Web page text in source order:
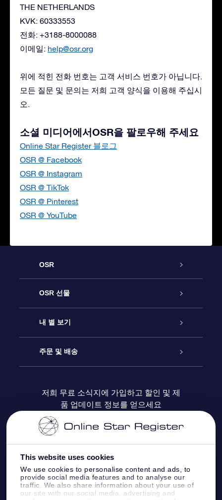
This website uses cookies
We use cookies to personalise content and ads, to
provide social media features and to analyse our
traffic. We also share information about your use of
our site with our social media, advertising and
THE NETHERLANDS
KVK: 60333553
전화: +3188-8000088
이메일: help@osr.org
위에 적힌 전화 번호는 고객 서비스 번호가 아닙니다.
모든 질문 및 문의는 저희 고객 양식을 이용해 주십시
오.
소셜 미디어에서OSR을 팔로우해 주세요
Online Star Register 블로그
OSR @ Facebook
OSR @ Instagram
OSR @ TikTok
OSR @ Pinterest
OSR @ YouTube
OSR
고객 서비스
연락처
블로그
OSR 선물
온라인 별 선물
OSR 선물 팩
OSR 상품권
기업 선물
내 별 보기
Star Register
맞춤 별 페이지
One Million Stars
Fly me to the stars VR 앱
주문 및 배송
결제 정보
배송 정보
환불 정책
별자리
저희 무료 소식지에 가입하고 할인 및 제
품 업데이트 정보를 얻으세요